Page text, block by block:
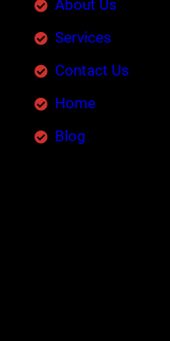
About Us
Services
Contact Us
Home
Blog